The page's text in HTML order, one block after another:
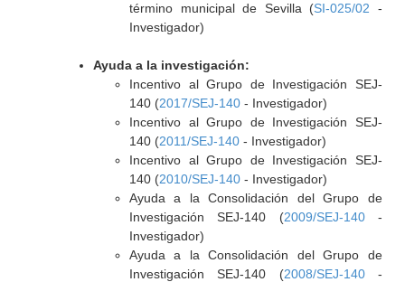
término municipal de Sevilla (SI-025/02 -
Investigador)
Ayuda a la investigación:
Incentivo al Grupo de Investigación SEJ-
140 (2017/SEJ-140- Investigador)
Incentivo al Grupo de Investigación SEJ-
140 (2011/SEJ-140- Investigador)
Incentivo al Grupo de Investigación SEJ-
140 (2010/SEJ-140- Investigador)
Ayuda a la Consolidación del Grupo de
Investigación SEJ-140 (2009/SEJ-140-
Investigador)
Ayuda a la Consolidación del Grupo de
Investigación SEJ-140 (2008/SEJ-140-